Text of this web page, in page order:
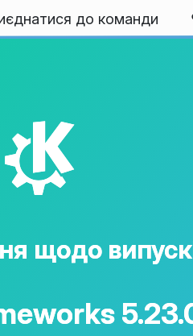
до команди
K
щодо